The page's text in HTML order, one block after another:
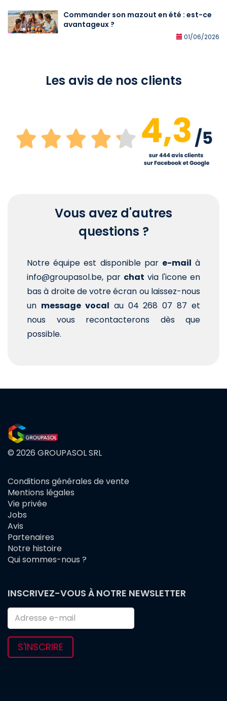
Commander son mazout en été : est-ce
avantageux ?
01/06/2026
Les avis de nos clients
Vous avez d'autres
questions ?
Notre équipe est disponible par e-mail à
info@groupasol.be, par chat via l'icone en
bas à droite de votre écran ou laissez-nous
un message vocal au 04 268 07 87 et
nous vous recontacterons dès que
possible.
© 2026 GROUPASOL SRL
FOOTER
MENU
Conditions générales de vente
Mentions légales
Vie privée
Jobs
Avis
Partenaires
Notre histoire
Qui sommes-nous ?
INSCRIVEZ-VOUS À NOTRE NEWSLETTER
S'INSCRIRE